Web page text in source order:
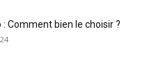
Comment bien le choisir ?